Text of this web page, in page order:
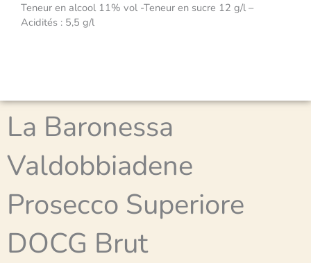
Teneur en alcool 11% vol -Teneur en sucre 12 g/l –
Acidités : 5,5 g/l
La Baronessa
Valdobbiadene
Prosecco Superiore
DOCG Brut